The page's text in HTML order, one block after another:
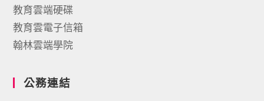
教育雲端硬碟
教育雲電子信箱
翰林雲端學院
公務連結